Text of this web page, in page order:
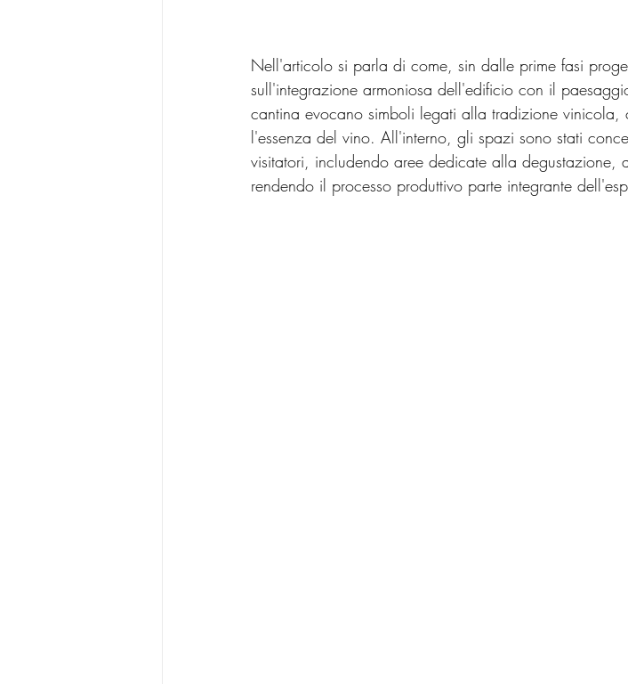
Nell'articolo si parla di come, sin dalle prime fasi
sull'integrazione armoniosa dell'edificio con il
cantina evocano simboli legati alla tradizione vinicola,
l'essenza del vino. All'interno, gli spazi sono stati
visitatori, includendo aree dedicate alla degustazione,
rendendo il processo produttivo parte integrante